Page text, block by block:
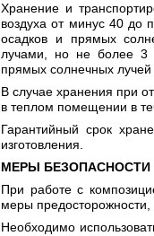
Хранение и
воздуха от минус 40 до
осадков и прямых
лучами, но не более 3
прямых солнечных
В случае хранения при
в теплом помещении в
Гарантийный срок
изготовления.
МЕРЫ БЕЗОПАСНОСТИ
При работе с
меры предосторожности,
Необходимо